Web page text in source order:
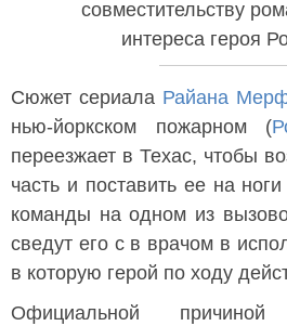
совместительству
интереса героя
Сюжет сериала Райана
нью-йоркском пожарном (
переезжает в Техас, чтобы
часть и поставить ее на
команды на одном из
сведут его с в врачом в
в которую герой по ходу
Официальной